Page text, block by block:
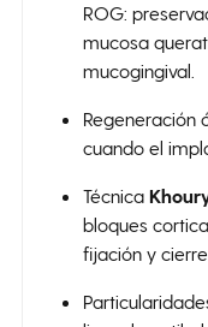
ROG:
mucosa
mucogingival.
Regeneración
cuando el
Técnica
bloques
fijación y